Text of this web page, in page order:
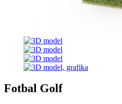
Fotbal Golf